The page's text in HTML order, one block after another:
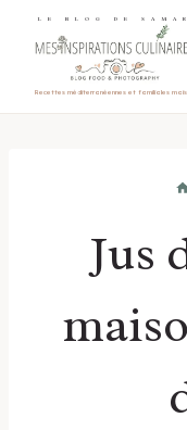
LE BLOG DE
Recettes méditerranéennes et familiales
Jus